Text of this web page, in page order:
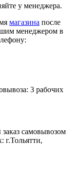
у менеджера.
магазина после
менеджером в
3 рабочих
самовывозом
г.Тольятти,